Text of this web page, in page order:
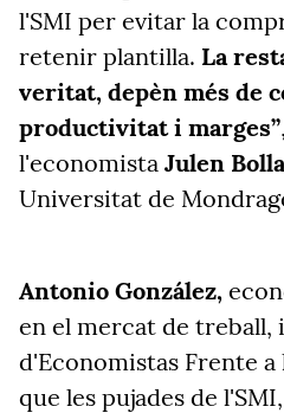
l'SMI per evitar la
retenir plantilla. La
veritat, depèn més de
productivitat i marges”
l'economista Julen
Universitat de
Antonio González,
en el mercat de treball,
d'Economistas Frente
que les pujades de